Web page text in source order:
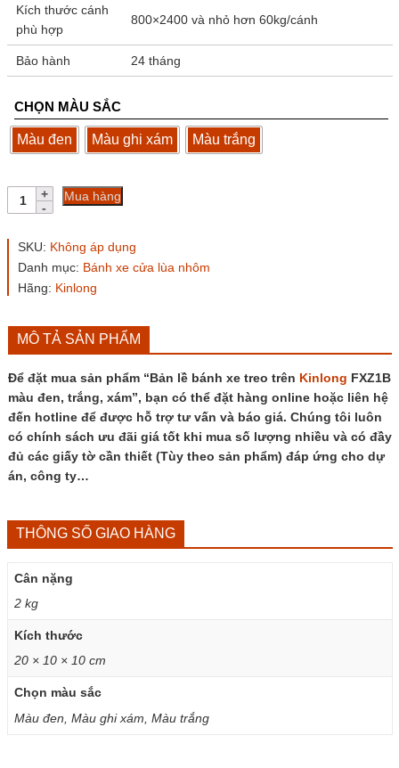
Kích thước cánh
phù hợp
800×2400 và nhỏ hơn 60kg/cánh
Bảo hành 24 tháng
CHỌN MÀU SẮC
Màu đen Màu ghi xám Màu trắng
Bản
lề
xe
trên
Kinlong
đen,
trắng,
xám
số
lượng
Mua hàng
SKU: Không áp dụng
Danh mục: Bánh xe cửa lùa nhôm
Hãng: Kinlong
MÔ TẢ SẢN PHẨM
Để đặt mua sản phẩm “Bản lề bánh xe treo trên Kinlong FXZ1B
màu đen, trắng, xám”, bạn có thể đặt hàng online hoặc liên hệ
đến hotline để được hỗ trợ tư vấn và báo giá. Chúng tôi luôn
có chính sách ưu đãi giá tốt khi mua số lượng nhiều và có đầy
đủ các giấy tờ cần thiết (Tùy theo sản phẩm) đáp ứng cho dự
án, công ty…
THÔNG SỐ GIAO HÀNG
Cân nặng
2 kg
Kích thước
20 × 10 × 10 cm
Chọn màu sắc
Màu đen, Màu ghi xám, Màu trắng